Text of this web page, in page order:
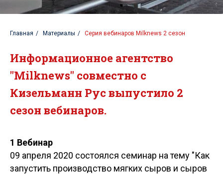
Главная / Материалы / Серия вебинаров Milknews 2 сезон
Информационное агентство
"Milknews" совместно с
Кизельманн Рус выпустило 2
сезон вебинаров.
1 Вебинар
09 апреля 2020 состоялся семинар на тему "Как
запустить производство мягких сыров и сыров